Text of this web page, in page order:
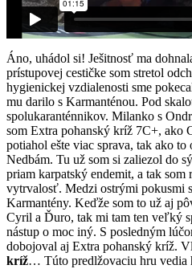
Áno, uhádol si! Ješitnosť ma
prístupovej cestičke som stretol
hygienickej vzdialenosti sme
mu darilo s Karmanténou. Pod
spolukaranténnikov. Milanko s
som Extra pohanský kríž 7C+, ako
potiahol ešte viac sprava, tak ako
Nedbám. Tu už som si zaliezol do
priam karpatský endemit, a tak
vytrvalosť. Medzi ostrými pokusmi
Karmantény. Keďže som to už aj
Cyril a Ďuro, tak mi tam ten veľký
nástup o moc iný. S posledným
dobojoval aj Extra pohanský kríž.
kríž… Túto predlžovaciu hru vedia